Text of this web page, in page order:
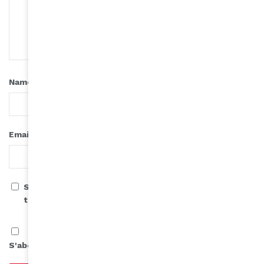
Name
Email
Save my name, email, and website in this browser for
the next time I comment.
S'abonner à notre infolettre